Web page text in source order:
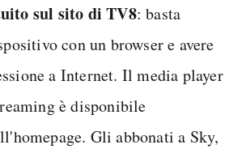
sul sito di TV8: basta
con un browser e avere
a Internet. Il media player
è disponibile
Gli abbonati a Sky,